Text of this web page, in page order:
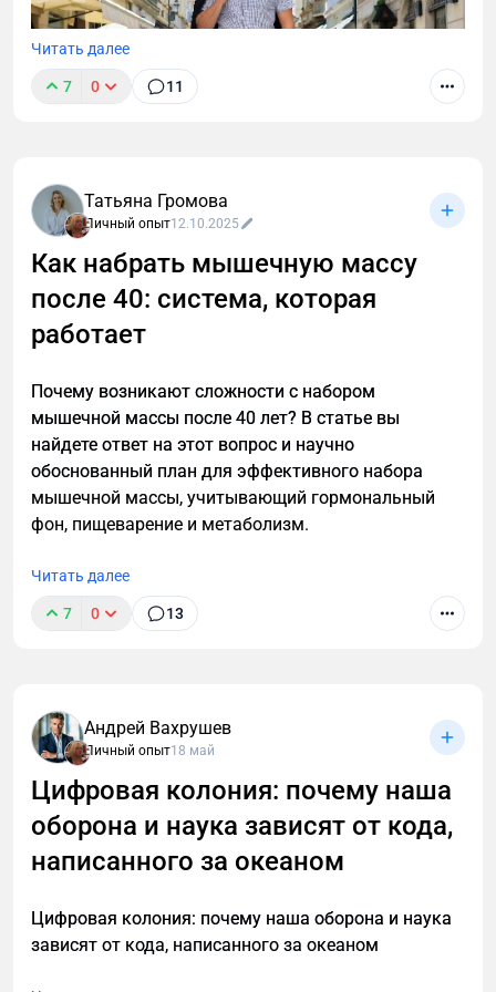
После 40 лет мужскому организму нужен особый
подход к похудению. Узнайте, как преодолеть
возрастные изменения, сохранить мышечную
научно обоснованной стратегии тренировок и
питания для мужчин.
Читать далее
7 0 11
Татьяна Громова
Личный опыт12.10.2025
Как набрать мышечную массу
после 40: система, которая
работает
Почему возникают сложности с набором
мышечной массы после 40 лет? В статье вы
найдете ответ на этот вопрос и научно
обоснованный план для эффективного набора
мышечной массы, учитывающий гормональный
фон, пищеварение и метаболизм.
Читать далее
7 0 13
Андрей Вахрушев
Личный опыт18 май
Цифровая колония: почему наша
оборона и наука зависят от кода,
написанного за океаном
Цифровая колония: почему наша оборона и наука
зависят от кода, написанного за океаном